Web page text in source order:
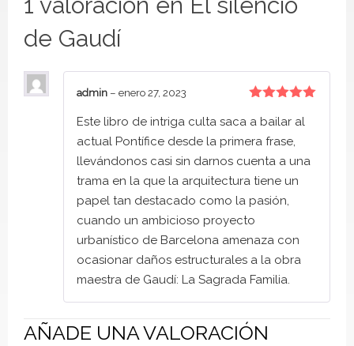
de Gaudí
con5de 5
admin – enero 27, 2023
Este libro de intriga culta saca a bailar al
actual Pontífice desde la primera frase,
llevándonos casi sin darnos cuenta a una
trama en la que la arquitectura tiene un
papel tan destacado como la pasión,
cuando un ambicioso proyecto
urbanístico de Barcelona amenaza con
ocasionar daños estructurales a la obra
maestra de Gaudí: La Sagrada Familia.
AÑADE UNA VALORACIÓN